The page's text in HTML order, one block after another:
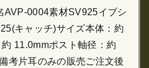
AVP-0004素材SV925イブシ
キャッチ)サイズ本体：約
11.0mmポスト軸径：約
考片耳のみの販売ご注文後